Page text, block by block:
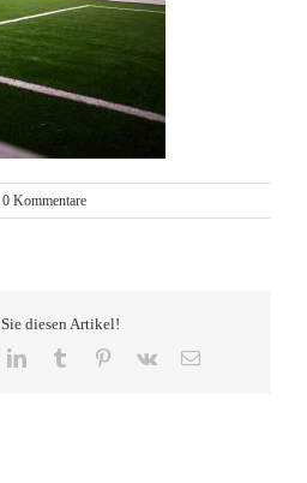
0 Kommentare
diesen Artikel!
LinkedInTumblr Pinterest
Vk
E-